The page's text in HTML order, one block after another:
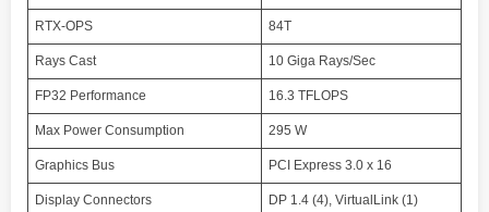
RTX-OPS 84T
Rays Cast 10 Giga Rays/Sec
FP32 Performance 16.3 TFLOPS
Max Power Consumption 295 W
Graphics Bus PCI Express 3.0 x 16
Display Connectors DP 1.4 (4), VirtualLink (1)